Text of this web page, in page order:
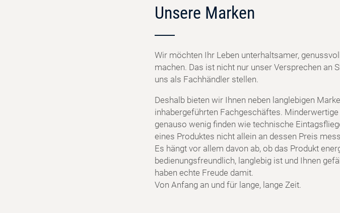
Unsere Marken
Wir möchten Ihr Leben unterhaltsamer,
machen. Das ist nicht nur unser Versprechen an
uns als Fachhändler stellen.
Deshalb bieten wir Ihnen neben langlebigen
inhabergeführten Fachgeschäftes.
genauso wenig finden wie technische
eines Produktes nicht allein an dessen Preis
Es hängt vor allem davon ab, ob das Produkt
bedienungsfreundlich, langlebig ist und Ihnen
haben echte Freude damit.
Von Anfang an und für lange, lange Zeit.